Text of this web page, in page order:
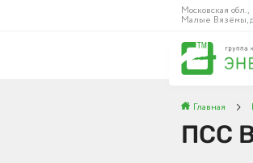
Московская обл.,
Малые Вязёмы,
Главная
ПСС